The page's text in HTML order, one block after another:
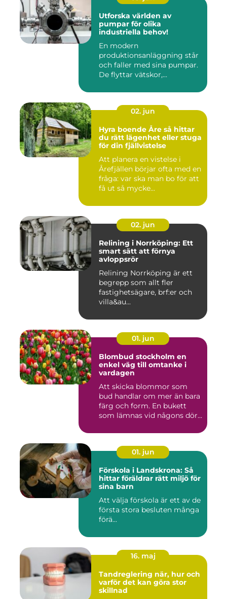
Utforska världen av
pumpar för olika
industriella behov!
En modern
produktionsanläggning står
och faller med sina pumpar.
De flyttar vätskor,...
02. jun
Hyra boende Åre så hittar
du rätt lägenhet eller stuga
för din fjällvistelse
Att planera en vistelse i
Årefjällen börjar ofta med en
fråga: var ska man bo för att
få ut så mycke...
02. jun
Relining i Norrköping: Ett
smart sätt att förnya
avloppsrör
Relining Norrköping är ett
begrepp som allt fler
fastighetsägare, brf:er och
villa&au...
01. jun
Blombud stockholm en
enkel väg till omtanke i
vardagen
Att skicka blommor som
bud handlar om mer än bara
färg och form. En bukett
som lämnas vid någons dör...
01. jun
Förskola i Landskrona: Så
hittar föräldrar rätt miljö för
sina barn
Att välja förskola är ett av de
första stora besluten många
förä...
16. maj
Tandreglering när, hur och
varför det kan göra stor
skillnad